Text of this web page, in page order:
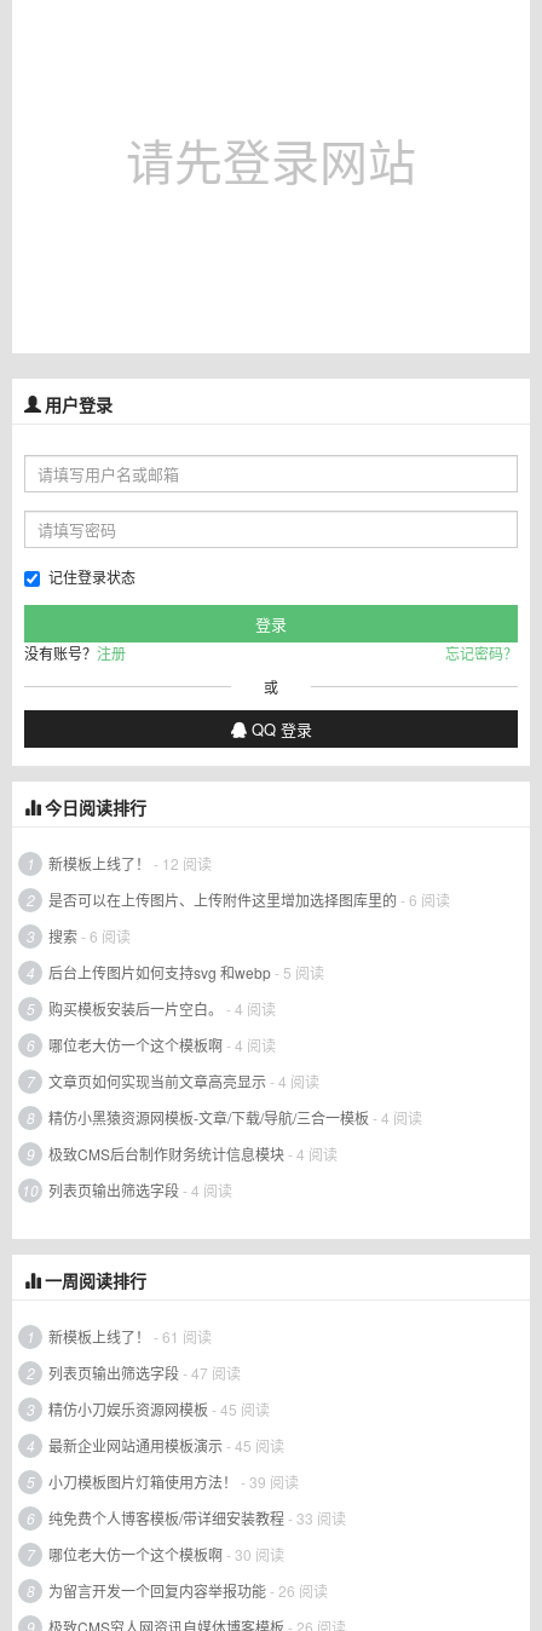
请先登录网站
用户登录
记住登录状态
没有账号？ 注册
忘记密码？
或
QQ 登录
今日阅读排行
1 新模板上线了！
- 12 阅读
2
是否可以在上传图片、上传附件这里增加选择图库里的 - 6 阅读
3
搜索- 6 阅读
4
后台上传图片如何支持svg 和webp- 5 阅读
5
购买模板安装后一片空白。
- 4 阅读
6
哪位老大仿一个这个模板啊- 4 阅读
7
文章页如何实现当前文章高亮显示- 4 阅读
8
精仿小黑猿资源网模板-文章/下载/导航/三合一模板 - 4 阅读
9
极致CMS后台制作财务统计信息模块- 4 阅读
10 列表页输出筛选字段- 4 阅读
一周阅读排行
1 新模板上线了！
- 61 阅读
2
列表页输出筛选字段- 47 阅读
3
精仿小刀娱乐资源网模板 - 45 阅读
4
最新企业网站通用模板演示- 45 阅读
5
小刀模板图片灯箱使用方法！
- 39 阅读
6
纯免费个人博客模板/带详细安装教程- 33 阅读
7
哪位老大仿一个这个模板啊- 30 阅读
8
为留言开发一个回复内容举报功能- 26 阅读
9
极致CMS穷人网资讯自媒体博客模板 - 26 阅读